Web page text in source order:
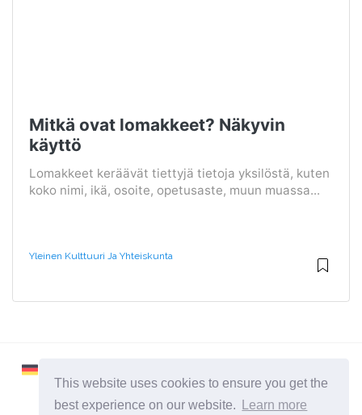
This website uses cookies to ensure you get the
best experience on our website.
Learn more
Mitkä ovat lomakkeet? Näkyvin
käyttö
Lomakkeet keräävät tiettyjä tietoja yksilöstä, kuten
koko nimi, ikä, osoite, opetusaste, muun muassa...
Yleinen Kulttuuri Ja Yhteiskunta